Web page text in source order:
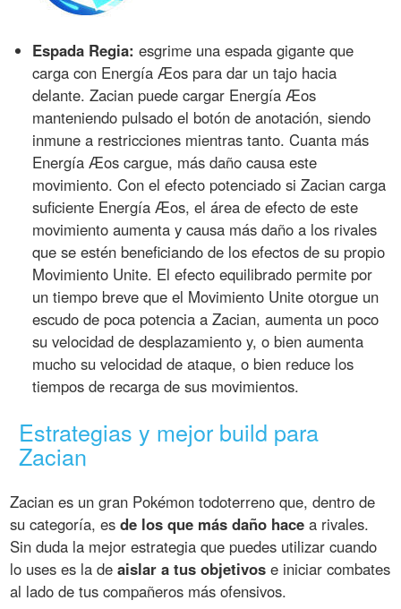
Espada Regia: esgrime una espada gigante que
carga con Energía Æos para dar un tajo hacia
delante. Zacian puede cargar Energía Æos
manteniendo pulsado el botón de anotación, siendo
inmune a restricciones mientras tanto. Cuanta más
Energía Æos cargue, más daño causa este
movimiento. Con el efecto potenciado si Zacian carga
suficiente Energía Æos, el área de efecto de este
movimiento aumenta y causa más daño a los rivales
que se estén beneficiando de los efectos de su propio
Movimiento Unite. El efecto equilibrado permite por
un tiempo breve que el Movimiento Unite otorgue un
escudo de poca potencia a Zacian, aumenta un poco
su velocidad de desplazamiento y, o bien aumenta
mucho su velocidad de ataque, o bien reduce los
tiempos de recarga de sus movimientos.
Estrategias y mejor build para
Zacian
Zacian es un gran Pokémon todoterreno que, dentro de
su categoría, esde los que más daño hace a rivales.
Sin duda la mejor estrategia que puedes utilizar cuando
lo uses es la deaislar a tus objetivos e iniciar combates
al lado de tus compañeros más ofensivos.